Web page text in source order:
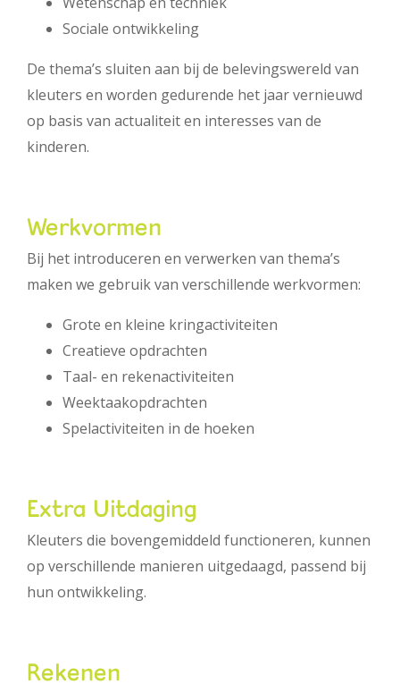
Sociale ontwikkeling
De thema’s sluiten aan bij de belevingswereld van
kleuters en worden gedurende het jaar vernieuwd
op basis van actualiteit en interesses van de
kinderen.
Werkvormen
Bij het introduceren en verwerken van thema’s
maken we gebruik van verschillende werkvormen:
Grote en kleine kringactiviteiten
Creatieve opdrachten
Taal- en rekenactiviteiten
Weektaakopdrachten
Spelactiviteiten in de hoeken
Extra Uitdaging
Kleuters die bovengemiddeld functioneren, kunnen
op verschillende manieren uitgedaagd, passend bij
hun ontwikkeling.
Rekenen